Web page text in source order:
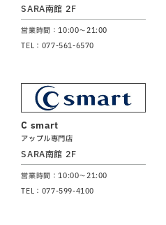
SARA南館 2F
営業時間：10:00～21:00
TEL：077-561-6570
C smart
アップル専門店
SARA南館 2F
営業時間：10:00～21:00
TEL：077-599-4100